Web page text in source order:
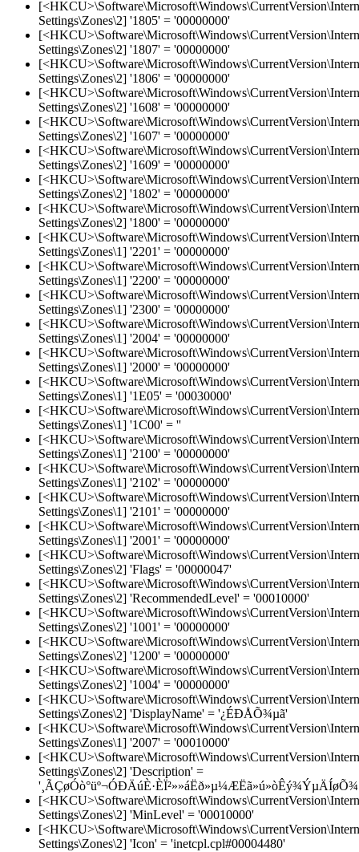
Settings\Zones\2] '1805' = '00000000'
Settings\Zones\2] '1807' = '00000000'
Settings\Zones\2] '1806' = '00000000'
Settings\Zones\2] '1608' = '00000000'
Settings\Zones\2] '1607' = '00000000'
Settings\Zones\2] '1609' = '00000000'
Settings\Zones\2] '1802' = '00000000'
Settings\Zones\2] '1800' = '00000000'
Settings\Zones\1] '2201' = '00000000'
Settings\Zones\1] '2200' = '00000000'
Settings\Zones\1] '2300' = '00000000'
Settings\Zones\1] '2004' = '00000000'
Settings\Zones\1] '2000' = '00000000'
Settings\Zones\1] '1E05' = '00030000'
Settings\Zones\1] '1C00' = ''
Settings\Zones\1] '2100' = '00000000'
Settings\Zones\1] '2102' = '00000000'
Settings\Zones\1] '2101' = '00000000'
Settings\Zones\1] '2001' = '00000000'
Settings\Zones\2] 'Flags' = '00000047'
Settings\Zones\2] 'RecommendedLevel' = '00010000'
Settings\Zones\2] '1001' = '00000000'
Settings\Zones\2] '1200' = '00000000'
Settings\Zones\2] '1004' = '00000000'
Settings\Zones\2] 'DisplayName' = '¿ÉÐÅÕ¾µã'
Settings\Zones\1] '2007' = '00010000'
Settings\Zones\2] 'Description' =
Settings\Zones\2] 'MinLevel' = '00010000'
Settings\Zones\2] 'Icon' = 'inetcpl.cpl#00004480'